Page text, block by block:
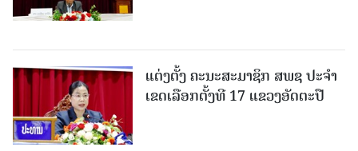
ແຕ່ງຕັ້ງ ຄະນະສະມາຊິກ ສພຊ ປະຈຳ
ເຂດເລືອກຕັ້ງທີ 17 ແຂວງອັດຕະປື